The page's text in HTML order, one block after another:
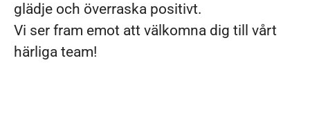
glädje och överraska positivt.
Vi ser fram emot att välkomna dig till vårt
härliga team!